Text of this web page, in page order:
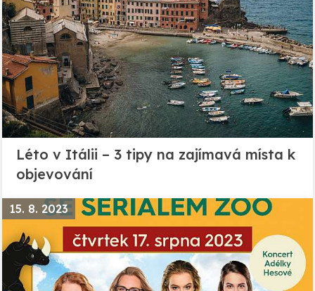
Léto v Itálii – 3 tipy na zajímavá místa k
objevování
15. 8. 2023